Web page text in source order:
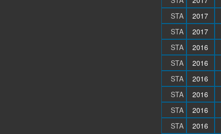
STA
2017
STA
2017
STA
2016
STA
2016
STA
2016
STA
2016
STA
2016
STA
2016